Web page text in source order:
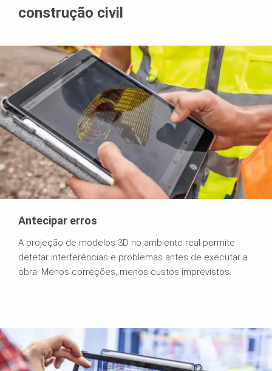
construção civil
Antecipar erros
A projeção de modelos 3D no ambiente real permite
detetar interferências e problemas antes de executar a
obra. Menos correções, menos custos imprevistos.